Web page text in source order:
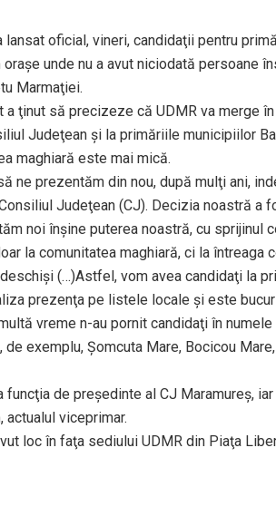
lansat oficial, vineri, candidaţii pentru
oraşe unde nu a avut niciodată persoane
Marmaţiei.
ţinut să precizeze că UDMR va merge
Judeţean şi la primăriile municipiilor
maghiară este mai mică.
ne prezentăm din nou, după mulţi ani,
Judeţean (CJ). Decizia noastră a
noi înşine puterea noastră, cu sprijinul
la comunitatea maghiară, ci la întreaga
(…)Astfel, vom avea candidaţi la
prezenţa pe listele locale şi este
vreme n-au pornit candidaţi în numele
exemplu, Şomcuta Mare, Bocicou
de preşedinte al CJ Maramureş,
viceprimar.
loc în faţa sediului UDMR din Piaţa